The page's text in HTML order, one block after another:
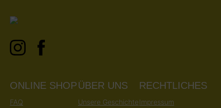
ONLINE SHOP
FAQ
ÜBER UNS
Unsere Geschichte
RECHTLICHES
Impressum